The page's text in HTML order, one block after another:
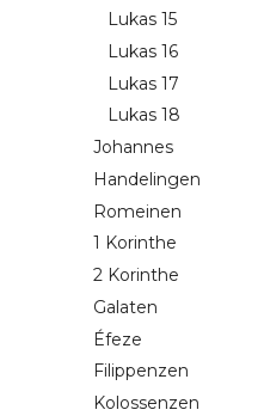
Lukas 15
Lukas 16
Lukas 17
Lukas 18
Johannes
Handelingen
Romeinen
1 Korinthe
2 Korinthe
Galaten
Éfeze
Filippenzen
Kolossenzen